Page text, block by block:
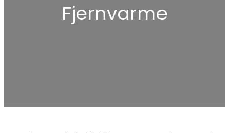
Fjernvarme